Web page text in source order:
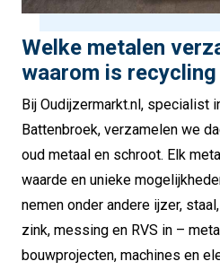
Welke metalen
waarom is
Bij Oudijzermarkt.nl, specialist
Battenbroek, verzamelen we
oud metaal en schroot. Elk
waarde en unieke
nemen onder andere ijzer,
zink, messing en RVS in –
bouwprojecten, machines en